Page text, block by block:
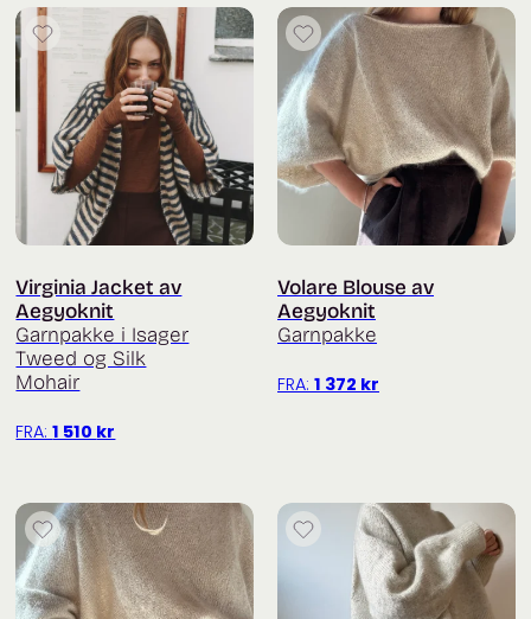
Virginia Jacket av
Aegyoknit
Garnpakke i Isager
Tweed og Silk
Mohair
FRA:1 510 kr
Volare Blouse av
Aegyoknit
Garnpakke
FRA: 1 372 kr